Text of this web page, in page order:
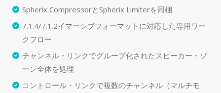
Spherix CompressorとSpherix Limiterを同梱
7.1.4/7.1.2イマーシブフォーマットに対応した専用ワー
クフロー
チャンネル・リンクでグループ化されたスピーカー・ゾ
ーン全体を処理
コントロール・リンクで複数のチャンネル（マルチモ